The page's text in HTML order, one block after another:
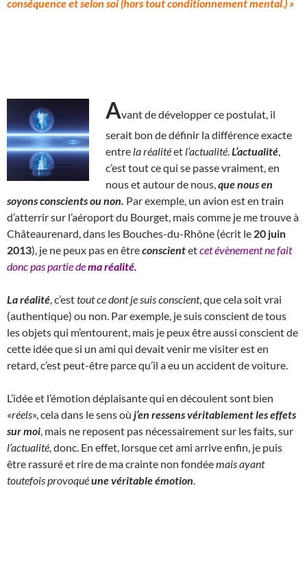
conséquence et selon soi (hors tout conditionnement mental ) »
Avant de développer ce postulat, il
serait bon de définir la différence exacte
entre laréalitéet l’actualité L’actualité
c’est tout ce qui se passe vraiment, en
nous et autour de nous, que nous en
soyons conscients ou non. Par exemple, un avion est en train
d’atterrir sur l’aéroport du Bourget, mais comme je me trouve à
Châteaurenard, dans les Bouches-du-Rhône (écrit le 20 juin
2013), je ne peux pas en êtreconscientetcet évènement ne fait
donc pas partie dema réalité
La réalité , c’esttout ce dont je suis conscient, que cela soit vrai
(authentique) ou non. Par exemple, je suis conscient de tous
les objets qui m’entourent, mais je peux être aussi conscient de
cette idée que si un ami qui devait venir me visiter est en
retard, c’est peut-être parce qu’il a eu un accident de voiture.
L’idée et l’émotion déplaisante qui en découlent sont bien
«réels», cela dans le sens où j’en ressens véritablement les effets
sur moi , mais ne reposent pas nécessairement sur les faits, sur
l’actualité , donc. En effet, lorsque cet ami arrive enfin, je puis
être rassuré et rire de ma crainte non fondéemais ayant
toutefois provoquéunevéritableémotion